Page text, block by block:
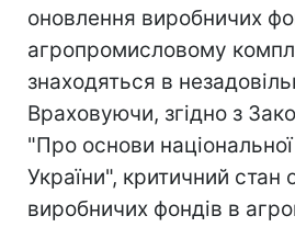
оновлення виробничих
агропромисловому
знаходяться в
Враховуючи, згідно з
"Про основи
України", критичний стан
виробничих фондів в